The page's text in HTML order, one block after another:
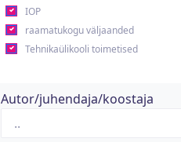
IOP
raamatukogu väljaanded
Tehnikaülikooli toimetised
Autor/juhendaja/koostaja